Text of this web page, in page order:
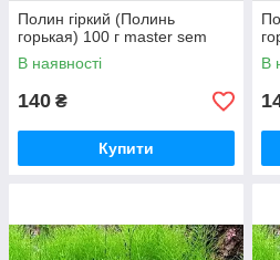
Полин гіркий (Полинь
горькая) 100 г master sem
В наявності
140 ₴
Купити
В